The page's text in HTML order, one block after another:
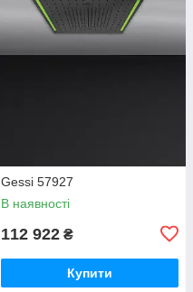
Gessi 57927
В наявності
112 922 ₴
Купити